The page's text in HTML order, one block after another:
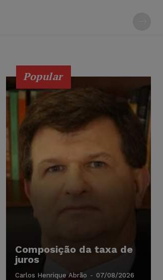
Popular
Composição da taxa de
juros
Carlos Henrique Abrão - 07/08/2026